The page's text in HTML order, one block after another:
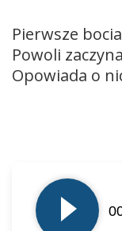
Pierwsze
Powoli
Opowiada o
plików
dźwiękowych